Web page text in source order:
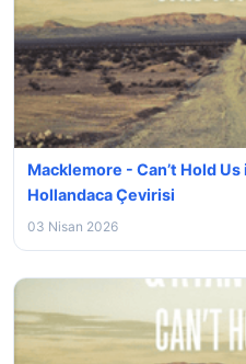
Macklemore - Can’t Hold
Hollandaca Çevirisi
03 Nisan 2026